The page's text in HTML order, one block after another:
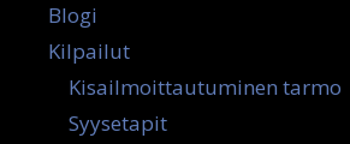
Blogi
Kilpailut
Kisailmoittautuminen tarmo
Syysetapit